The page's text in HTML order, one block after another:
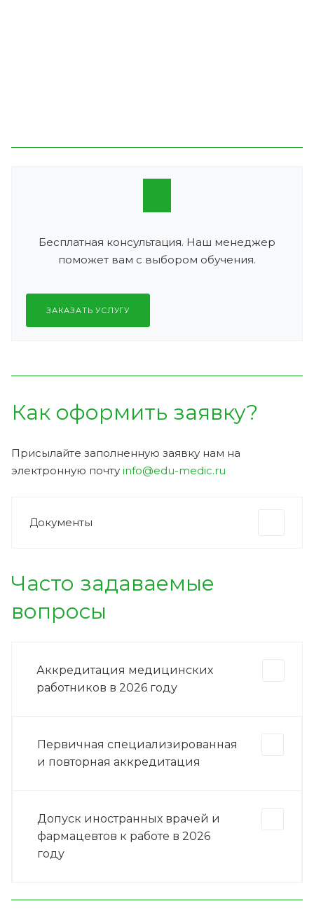
Бесплатная консультация. Наш менеджер
поможет вам с выбором обучения.
ЗАКАЗАТЬ УСЛУГУ
Как оформить заявку?
Присылайте заполненную заявку нам на
электронную почту info@edu-medic.ru
Документы
Часто задаваемые
вопросы
Аккредитация медицинских
работников в 2026 году
Первичная специализированная
и повторная аккредитация
Допуск иностранных врачей и
фармацевтов к работе в 2026
году